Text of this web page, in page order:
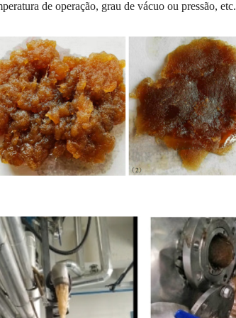
de operação, grau de vácuo ou pressão, etc.